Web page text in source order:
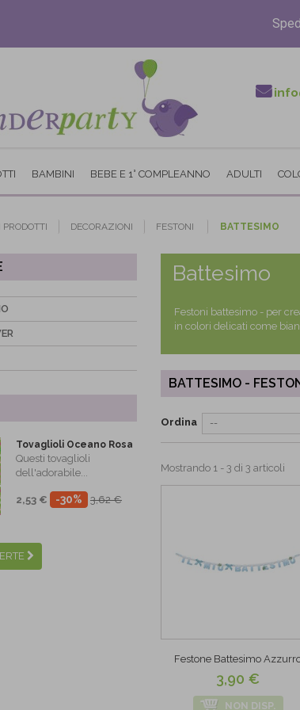
BAMBINI BEBE E 1° COMPLEANNO ADULTI
DECORAZIONI FESTONI BATTESIMO
Tovaglioli Oceano Rosa
Questi tovaglioli
dell'adorabile...
2,53 € -30% 3,62 €
Battesimo
Festoni battesimo - per
in colori delicati come
BATTESIMO -
Ordina --
Mostrando 1 - 3 di 3 articoli
Festone Battesimo
3,90 €
NON DISP.